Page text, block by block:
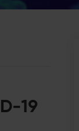
19